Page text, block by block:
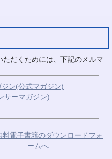
だくためには、下記のメルマ
ン(公式マガジン)
サーマガジン)